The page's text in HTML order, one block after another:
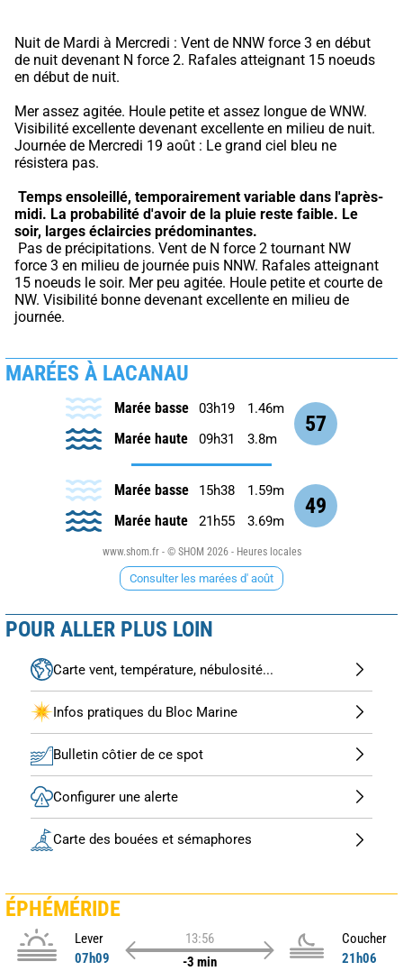
Nuit de Mardi à Mercredi : Vent de NNW force 3 en début
de nuit devenant N force 2. Rafales atteignant 15 noeuds
en début de nuit.
Mer assez agitée. Houle petite et assez longue de WNW.
Visibilité excellente devenant excellente en milieu de nuit.
Journée de Mercredi 19 août : Le grand ciel bleu ne
résistera pas.
Temps ensoleillé, temporairement variable dans l'après-
midi. La probabilité d'avoir de la pluie reste faible. Le
soir, larges éclaircies prédominantes.
force 3 en milieu de journée puis NNW. Rafales atteignant
15 noeuds le soir. Mer peu agitée. Houle petite et courte de
NW. Visibilité bonne devenant excellente en milieu de
journée.
MARÉES À LACANAU
57
Marée basse 03h19 1.46m
Marée haute 09h31 3.8m
49
Marée basse 15h38 1.59m
Marée haute 21h55 3.69m
www.shom.fr - © SHOM 2026 - Heures locales
Consulter les marées d' août
POUR ALLER PLUS LOIN
Carte vent, température, nébulosité...
Infos pratiques du Bloc Marine
Bulletin côtier de ce spot
Configurer une alerte
Carte des bouées et sémaphores
ÉPHÉMÉRIDE
Lever
07h09
13:56
-3 min
Coucher
21h06